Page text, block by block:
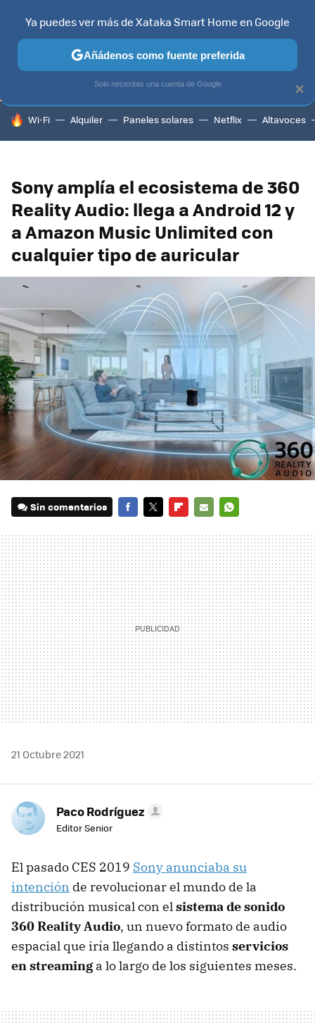
TELEVISORES CONTENIDOS SMART TV SELECCIÓN
HOY SE HABLA DE
Wi-Fi Alquiler Paneles solares Netflix Altavoces
Sony amplía el ecosistema de 360
Reality Audio: llega a Android 12 y
a Amazon Music Unlimited con
cualquier tipo de auricular
Sin comentarios
MAIL
21 Octubre 2021
Paco Rodríguez
Editor Senior
El pasado CES 2019 Sony anunciaba su
intención de revolucionar el mundo de la
distribución musical con elsistema de sonido
360 Reality Audio, un nuevo formato de audio
espacial que iría llegando a distintos servicios
en streaminga lo largo de los siguientes meses.
×
Ya puedes ver más de Xataka Smart Home en Google
Añádenos como fuente preferida
Solo necesitas una cuenta de Google